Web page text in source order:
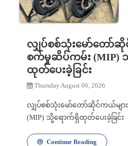
လျှပ်စစ်သုံးမော်တော်ဆို
စက်မှုဆိပ်ကမ်း (MIP)
ထုတ်ပေးခဲ့ခြင်း
Thursday August 06, 2026
လျှပ်စစ်သုံးမော်တော်ဆိုင်ကယ်မျာ
(MIP) သို့ရောက်ရှိထုတ်ပေးခဲ့ခြင်း
Continue Reading